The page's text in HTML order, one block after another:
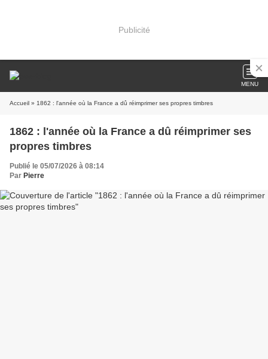
Publicité
MENU
Accueil » 1862 : l'année où la France a dû réimprimer ses propres timbres
1862 : l'année où la France a dû réimprimer ses
propres timbres
Publié le 05/07/2026 à 08:14
Par Pierre